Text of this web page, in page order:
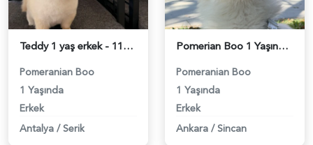
Teddy 1 yaş erkek - 118984673
Pomeranian Boo
1 Yaşında
Erkek
Antalya / Serik
Pomerian Boo 1 Yaşında Eş Arıyor - 118984665
Pomeranian Boo
1 Yaşında
Erkek
Ankara / Sincan